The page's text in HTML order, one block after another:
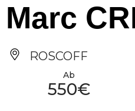
Marc
ROSCOFF
Ab
550€